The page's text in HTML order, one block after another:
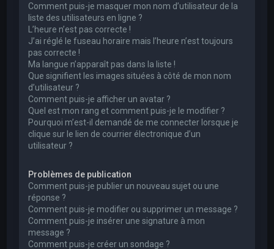
Comment puis-je masquer mon nom d’utilisateur de la
liste des utilisateurs en ligne ?
L’heure n’est pas correcte !
J’ai réglé le fuseau horaire mais l’heure n’est toujours
pas correcte !
Ma langue n’apparaît pas dans la liste !
Que signifient les images situées à côté de mon nom
d’utilisateur ?
Comment puis-je afficher un avatar ?
Quel est mon rang et comment puis-je le modifier ?
Pourquoi m’est-il demandé de me connecter lorsque je
clique sur le lien de courrier électronique d’un
utilisateur ?
Problèmes de publication
Comment puis-je publier un nouveau sujet ou une
réponse ?
Comment puis-je modifier ou supprimer un message ?
Comment puis-je insérer une signature à mon
message ?
Comment puis-je créer un sondage ?